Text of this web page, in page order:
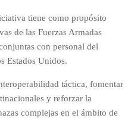
tiene como propósito
de las Fuerzas Armadas
con personal del
Estados Unidos.
táctica, fomentar
y reforzar la
complejas en el ámbito de